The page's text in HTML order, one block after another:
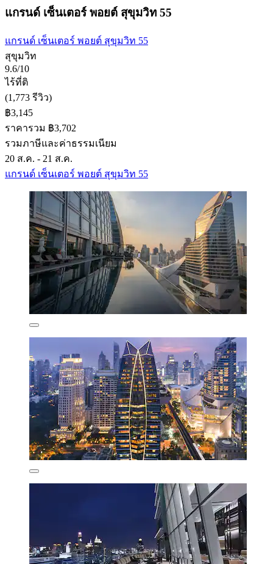
แกรนด์ เซ็นเตอร์ พอยต์ สุขุมวิท 55
แกรนด์ เซ็นเตอร์ พอยต์ สุขุมวิท 55
สุขุมวิท
9.6/10
ไร้ที่ติ
(1,773 รีวิว)
฿3,145
ราคารวม ฿3,702
รวมภาษีและค่าธรรมเนียม
20 ส.ค. - 21 ส.ค.
แกรนด์ เซ็นเตอร์ พอยต์ สุขุมวิท 55